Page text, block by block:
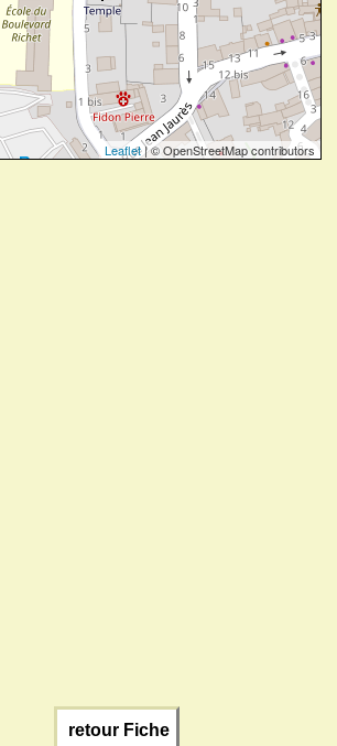
Leaflet| © OpenStreetMap contributors
retour Fiche